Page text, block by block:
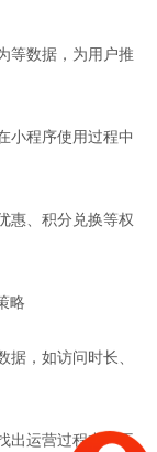
等数据，为用户推
小程序使用过程中
惠、积分兑换等权
略
据，如访问时长、
出运营过程中的不